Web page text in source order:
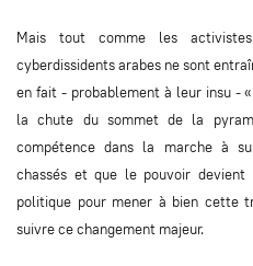
Mais tout comme les
cyberdissidents arabes ne sont
en fait - probablement à leur insu -
la chute du sommet de la
compétence dans la marche à
chassés et que le pouvoir devient
politique pour mener à bien cette
suivre ce changement majeur.